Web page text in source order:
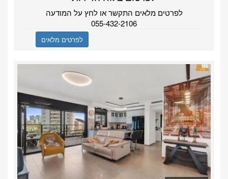
לפרטים מלאים התקשר או לחץ על המודעה
055-432-2106
לפרטים מלאים